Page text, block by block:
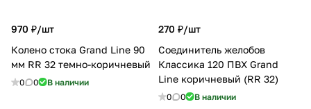
970 ₽/шт
Колено стока Grand Line 90
мм RR 32 темно-коричневый
0 0 В наличии
270 ₽/шт
Соединитель желобов
Классика 120 ПВХ Grand
Line коричневый (RR 32)
0 0 В наличии